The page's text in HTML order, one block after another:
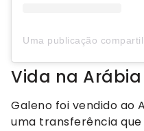
Vida na
Galeno foi vendido ao
uma transferência